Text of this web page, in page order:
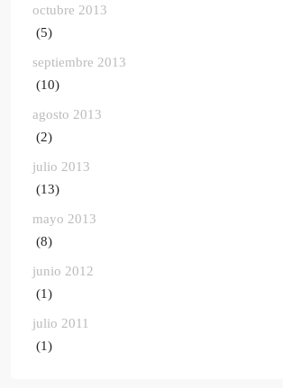
octubre 2013
(5)
septiembre 2013
(10)
agosto 2013
(2)
julio 2013
(13)
mayo 2013
(8)
junio 2012
(1)
julio 2011
(1)